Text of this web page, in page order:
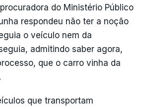
do Ministério Público
respondeu não ter a noção
o veículo nem da
admitindo saber agora,
que o carro vinha da
que transportam